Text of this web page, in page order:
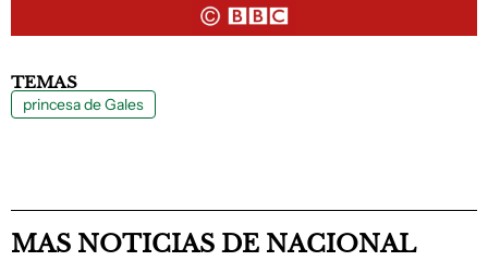
TEMAS
princesa de Gales
MAS NOTICIAS DE NACIONAL